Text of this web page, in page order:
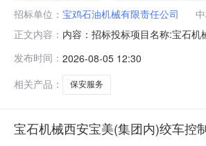
招标单位： 宝鸡石油机械有限责任公司
正文内容： 内容：招标投标项目名称:宝石
目框架协1-陕西金吾卫合盛保安
发布时间： 2026-08-05 12:30
相关产品：
保安服务
宝石机械西安宝美(集团内)绞车控